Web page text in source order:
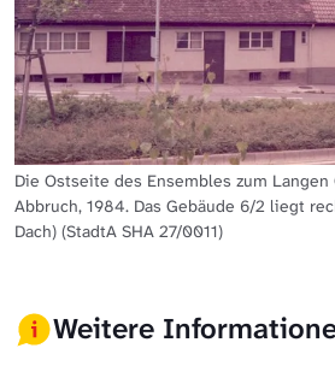
Die Ostseite des Ensembles zum
Abbruch, 1984. Das Gebäude 6/2 liegt
Dach) (StadtA SHA 27/0011)
Weitere